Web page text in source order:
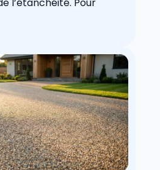
l’étanchéité. Pour